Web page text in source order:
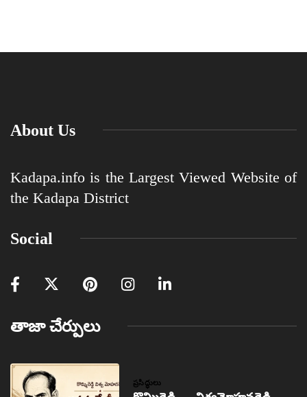
About Us
Kadapa.info is the Largest Viewed Website of
the Kadapa District
Social
తాజా చేర్పులు
ప్రసిద్ధులు